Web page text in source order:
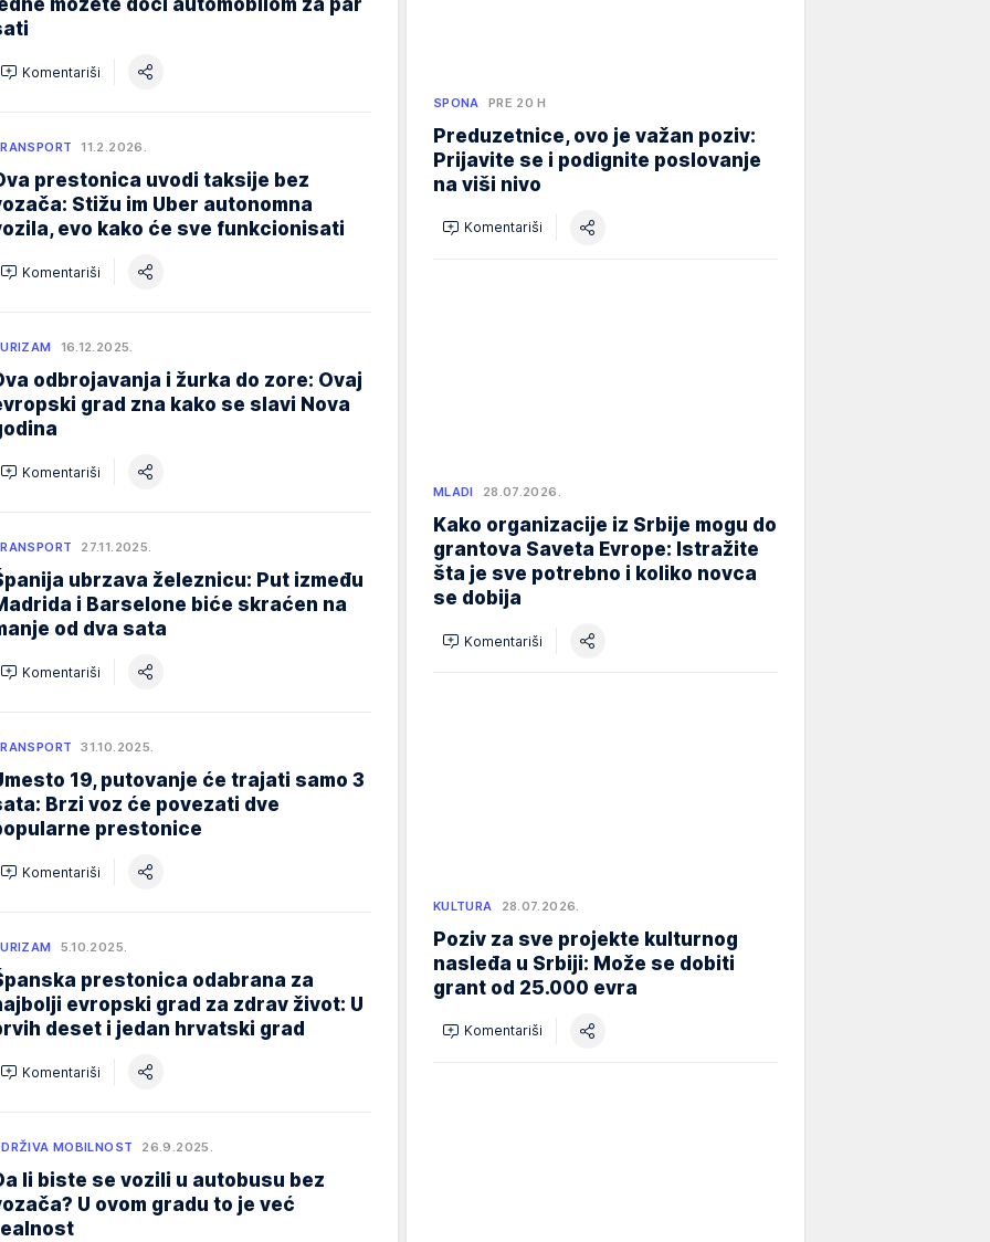
možete doći automobilom za par
Komentariši
11.2.2026.
prestonica uvodi taksije bez
Stižu im Uber autonomna
evo kako će sve funkcionisati
Komentariši
16.12.2025.
odbrojavanja i žurka do zore: Ovaj
grad zna kako se slavi Nova
Komentariši
27.11.2025.
ubrzava železnicu: Put između
i Barselone biće skraćen na
od dva sata
Komentariši
31.10.2025.
19, putovanje će trajati samo 3
Brzi voz će povezati dve
prestonice
Komentariši
5.10.2025.
prestonica odabrana za
evropski grad za zdrav život: U
deset i jedan hrvatski grad
Komentariši
MOBILNOST 26.9.2025.
li biste se vozili u autobusu bez
U ovom gradu to je već
SPONA PRE 20 H
Preduzetnice, ovo je važan poziv:
Prijavite se i podignite poslovanje
na viši nivo
Komentariši
MLADI 28.07.2026.
Kako organizacije iz Srbije mogu do
grantova Saveta Evrope: Istražite
šta je sve potrebno i koliko novca
se dobija
Komentariši
KULTURA 28.07.2026.
Poziv za sve projekte kulturnog
nasleđa u Srbiji: Može se dobiti
grant od 25.000 evra
Komentariši